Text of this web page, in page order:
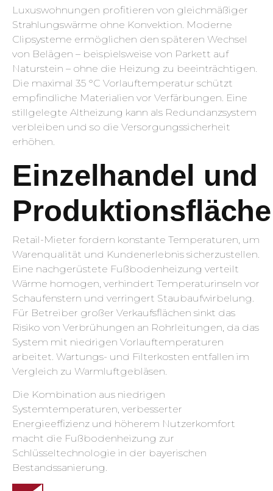
Luxuswohnungen profitieren von gleichmäßiger
Strahlungswärme ohne Konvektion. Moderne
Clipsysteme ermöglichen den späteren Wechsel
von Belägen – beispielsweise von Parkett auf
Naturstein – ohne die Heizung zu beeinträchtigen.
Die maximal 35 °C Vorlauftemperatur schützt
empfindliche Materialien vor Verfärbungen. Eine
stillgelegte Altheizung kann als Redundanzsystem
verbleiben und so die Versorgungssicherheit
erhöhen.
Einzelhandel und
Retail-Mieter fordern konstante Temperaturen, um
Warenqualität und Kundenerlebnis sicherzustellen.
Eine nachgerüstete Fußbodenheizung verteilt
Wärme homogen, verhindert Temperaturinseln vor
Schaufenstern und verringert Staubaufwirbelung.
Für Betreiber großer Verkaufsflächen sinkt das
Risiko von Verbrühungen an Rohrleitungen, da das
System mit niedrigen Vorlauftemperaturen
arbeitet. Wartungs- und Filterkosten entfallen im
Vergleich zu Warmluftgebläsen.
Die Kombination aus niedrigen
Systemtemperaturen, verbesserter
Energieeffizienz und höherem Nutzerkomfort
macht die Fußbodenheizung zur
Schlüsseltechnologie in der bayerischen
Bestandssanierung.